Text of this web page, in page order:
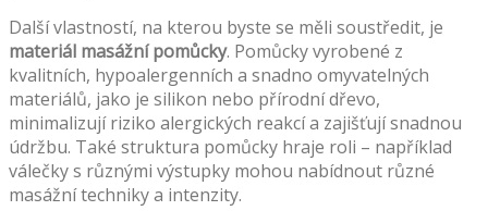
Další vlastností, na kterou byste se měli soustředit, je
materiál masážní pomůcky. Pomůcky vyrobené z
kvalitních, hypoalergenních a snadno omyvatelných
materiálů, jako je silikon nebo přírodní dřevo,
minimalizují riziko alergických reakcí a zajišťují snadnou
údržbu. Také struktura pomůcky hraje roli – například
válečky s různými výstupky mohou nabídnout různé
masážní techniky a intenzity.